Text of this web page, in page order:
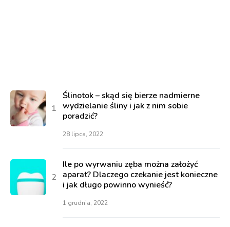
Ślinotok – skąd się bierze nadmierne
wydzielanie śliny i jak z nim sobie
poradzić?
28 lipca, 2022
Ile po wyrwaniu zęba można założyć
aparat? Dlaczego czekanie jest konieczne
i jak długo powinno wynieść?
1 grudnia, 2022